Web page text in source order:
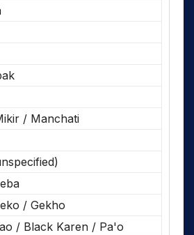
/ Manchati
/ Gekho
/ Black Karen / Pa'o